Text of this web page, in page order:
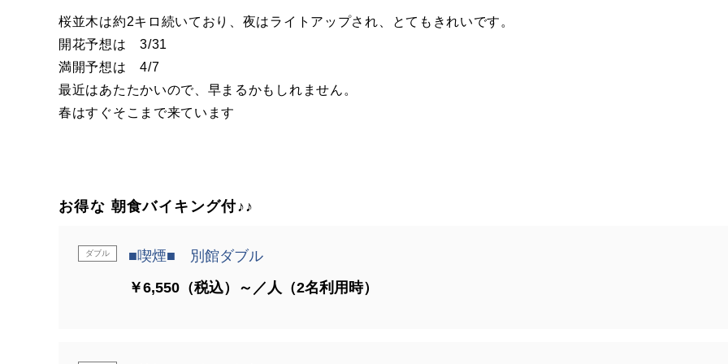
桜並木は約2キロ続いており、夜はライトアップされ、とてもきれいです。
開花予想は 3/31
満開予想は 4/7
最近はあたたかいので、早まるかもしれません。
春はすぐそこまで来ています
お得な 朝食バイキング付♪♪
ダブル
■喫煙■ 別館ダブル
￥6,550（税込）～／人（2名利用時）